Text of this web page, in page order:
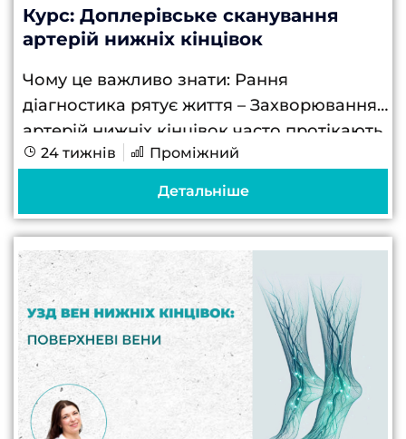
Курс: Доплерівське сканування
артерій нижніх кінцівок
Чому це важливо знати: Рання
діагностика рятує життя – Захворювання
артерій нижніх кінцівок часто протікають
безсимптомно на ранніх стадіях, а
доплерівське сканування дозволяє
критичних ускладнень...
24 тижнів Проміжний
Детальніше